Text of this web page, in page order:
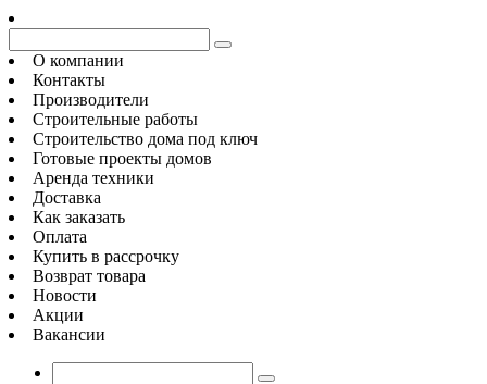
О компании
Контакты
Производители
Строительные работы
Строительство дома под ключ
Готовые проекты домов
Аренда техники
Доставка
Как заказать
Оплата
Купить в рассрочку
Возврат товара
Новости
Акции
Вакансии